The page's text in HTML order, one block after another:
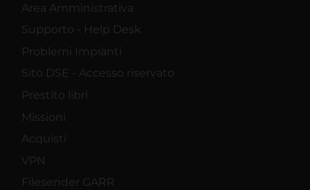
Area Amministrativa
Supporto - Help Desk
Problemi Impianti
Sito DSE - Accesso riservato
Prestito libri
Missioni
Acquisti
VPN
Filesender GARR